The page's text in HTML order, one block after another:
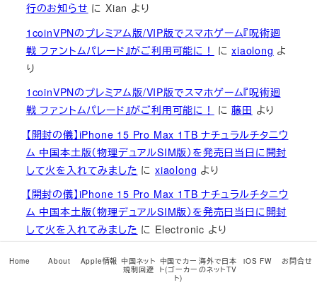
行のお知らせ にXian より
1coinVPNのプレミアム版/VIP版でスマホゲーム『呪術廻
戦 ファントムパレード』がご利用可能に！
にxiaolong よ
り
1coinVPNのプレミアム版/VIP版でスマホゲーム『呪術廻
戦 ファントムパレード』がご利用可能に！
に藤田 より
【開封の儀】iPhone 15 Pro Max 1TB ナチュラルチタニウ
ム 中国本土版（物理デュアルSIM版）を発売日当日に開封
して火を入れてみました にxiaolong より
【開封の儀】iPhone 15 Pro Max 1TB ナチュラルチタニウ
ム 中国本土版（物理デュアルSIM版）を発売日当日に開封
して火を入れてみました に Electronic より
お買い物はこちら
Home About Apple情報 中国ネット
規制回避
中国でカー
ト(ゴーカー
ト)
海外で日本
のネットTV
iOS FW お問合せ